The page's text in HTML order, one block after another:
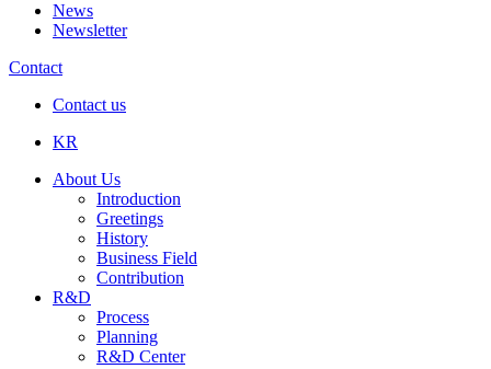
News
Newsletter
Contact
Contact us
KR
About Us
Introduction
Greetings
History
Business Field
Contribution
R&D
Process
Planning
R&D Center